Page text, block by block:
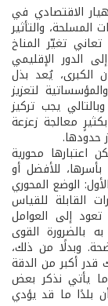
الاقتصادي في
المسلحة، والتأثير
تغيّر المناخ
الدور الإقليمي
الكبرى، يُعد بذل
لتعزيز
يجب تركيز
معالجة زعزعة
حدودها.
اعتبارها محورية
للأفضل أو
الوضع المحوري
القابلة للقياس
إلى العوامل
بالضرورة القوى
وبدلًا من ذلك،
قدر أكبر من الدقة
يأتي نذكر بعض
بلدًا ما قد يؤدي